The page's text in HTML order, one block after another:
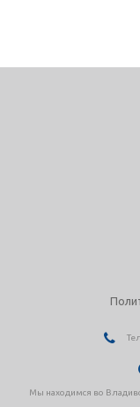
Мы находимся во